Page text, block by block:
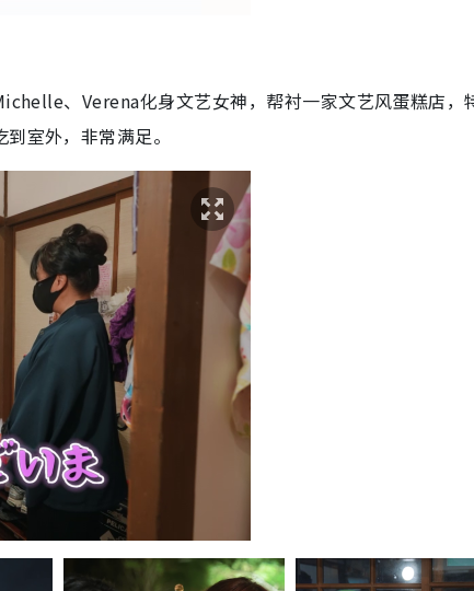
、Verena化身文艺女神，帮衬一家文艺风蛋糕店，
室外，非常满足。